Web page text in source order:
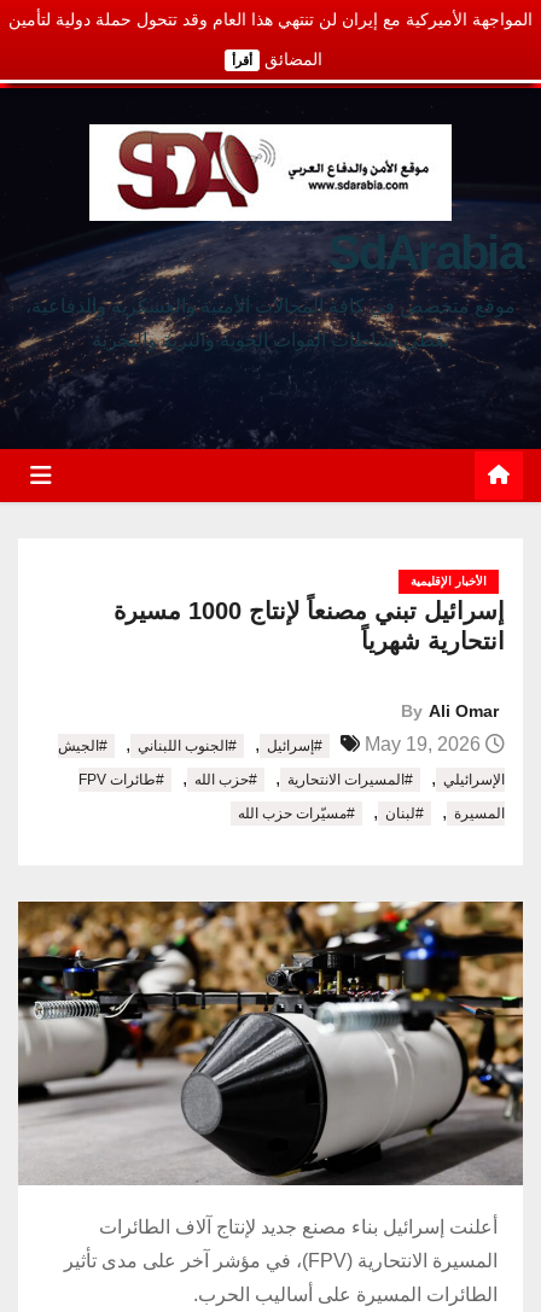
المواجهة الأميركية مع إيران لن تنتهي هذا العام وقد تتحول حملة دولية لتأمين
المضائق أقرأ
SdArabia
موقع متخصص في كافة المجالات الأمنية والعسكرية والدفاعية،
يغطي نشاطات القوات الجوية والبرية والبحرية
الأخبار الإقليمية
إسرائيل تبني مصنعاً لإنتاج 1000 مسيرة
انتحارية شهرياً
By Ali Omar
#إسرائيل , #الجنوب اللبناني ,
#الجيش
الإسرائيلي , #المسيرات الانتحارية , #حزب الله ,
#طائرات FPV
المسيرة , #لبنان , #مسيّرات حزب الله
أعلنت إسرائيل بناء مصنع جديد لإنتاج آلاف الطائرات
المسيرة الانتحارية (FPV)، في مؤشر آخر على مدى تأثير
الطائرات المسيرة على أساليب الحرب.